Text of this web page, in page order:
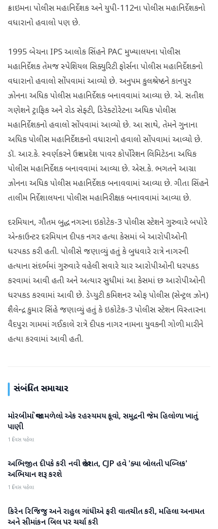
ક્રાઇમના પોલીસ મહાનિર્દેશક અને યુપી-112ના પોલીસ મહાનિર્દેશકનો
વધારાનો હવાલો પણ છે.
1995 બેચના IPS આલોક સિંહને PAC મુખ્યાલયના પોલીસ
મહાનિર્દેશક તેમજ સ્પેશિયલ સિક્યુરિટી ફોર્સના પોલીસ મહાનિર્દેશકનો
વધારાનો હવાલો સોંપવામાં આવ્યો છે. અનુપમ કુલશ્રેષ્ઠને કાનપુર
ઝોનના અધિક પોલીસ મહાનિર્દેશક બનાવવામાં આવ્યા છે. એ. સતીશ
ગણેશને ટ્રાફિક અને રોડ સેફ્ટી, ડિરેક્ટોરેટના અધિક પોલીસ
મહાનિર્દેશકનો હવાલો સોંપવામાં આવ્યો છે. આ સાથે, તેમને ગુનાના
અધિક પોલીસ મહાનિર્દેશકનો વધારાનો હવાલો સોંપવામાં આવ્યો છે.
ડૉ. આર.કે. સ્વર્ણકરને ઉત્તર પ્રદેશ પાવર કોર્પોરેશન લિમિટેડના અધિક
પોલીસ મહાનિર્દેશક બનાવવામાં આવ્યા છે. એસ.કે. ભગતને આગ્રા
ઝોનના અધિક પોલીસ મહાનિર્દેશક બનાવવામાં આવ્યા છે. ગીતા સિંહને
તાલીમ નિર્દેશાલયના પોલીસ મહાનિરીક્ષક બનાવવામાં આવ્યા છે.
દરમિયાન, ગૌતમ બુદ્ધ નગરના ઇકોટેક-3 પોલીસ સ્ટેશને ગુરુવારે બપોરે
એન્કાઉન્ટર દરમિયાન દીપક નગર હત્યા કેસમાં બે આરોપીઓની
ધરપકડ કરી હતી. પોલીસે જણાવ્યું હતું કે બુધવારે રાત્રે નાગરની
હત્યાના સંદર્ભમાં ગુરુવારે વહેલી સવારે ચાર આરોપીઓની ધરપકડ
કરવામાં આવી હતી અને અત્યાર સુધીમાં આ કેસમાં છ આરોપીઓની
ધરપકડ કરવામાં આવી છે. ડેપ્યુટી કમિશનર ઓફ પોલીસ (સેન્ટ્રલ ઝોન)
શૈલેન્દ્ર કુમાર સિંહે જણાવ્યું હતું કે ઇકોટેક-3 પોલીસ સ્ટેશન વિસ્તારના
વૈદપુરા ગામમાં ગઈકાલે રાત્રે દીપક નાગર નામના યુવકની ગોળી મારીને
હત્યા કરવામાં આવી હતી.
સંબંધિત સમાચાર
રાષ્ટ્રીય
મોરબીમાં જોવા મળેલો એક રહસ્યમય કૂવો, સમુદ્રની જેમ હિલોળા ખાતું
પાણી
1 દિવસ પહેલા
રાષ્ટ્રીય
અભિજીત દીપકે કરી નવી જાહેરાત, CJP હવે 'ક્યા બોલતી પબ્લિક'
અભિયાન શરૂ કરશે
1 દિવસ પહેલા
રાષ્ટ્રીય
કિરેન રિજિજુ અને રાહુલ ગાંધીએ ફરી વાતચીત કરી, મહિલા અનામત
અને સીમાંકન બિલ પર ચર્ચા કરી